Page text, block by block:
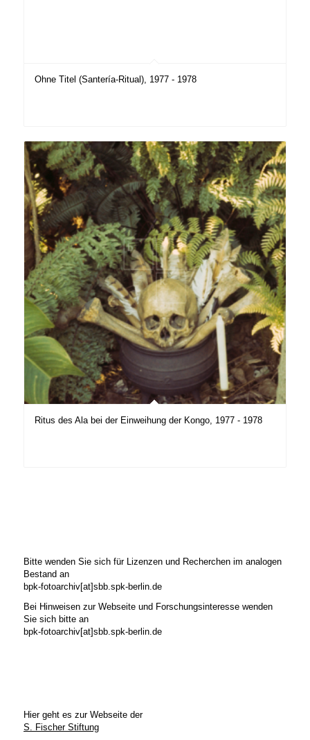
Ohne Titel (Santería-Ritual), 1977 - 1978
Ritus des Ala bei der Einweihung der Kongo, 1977 - 1978
Bitte wenden Sie sich für Lizenzen und Recherchen im analogen
Bestand an
bpk-fotoarchiv[at]sbb.spk-berlin.de
Bei Hinweisen zur Webseite und Forschungsinteresse wenden
Sie sich bitte an
bpk-fotoarchiv[at]sbb.spk-berlin.de
Hier geht es zur Webseite der
S. Fischer Stiftung